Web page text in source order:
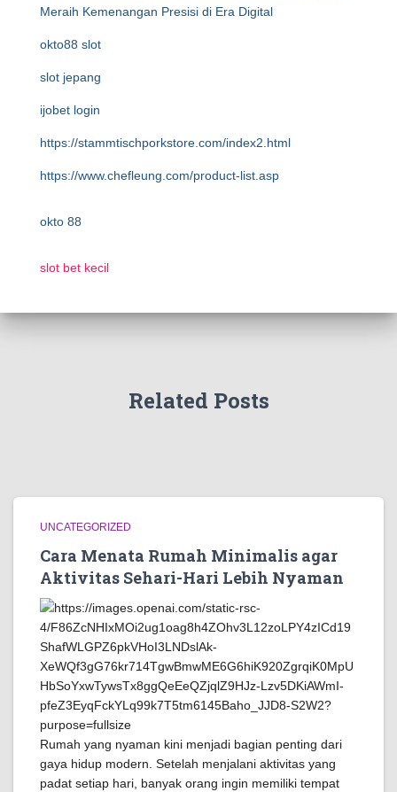
Meraih Kemenangan Presisi di Era Digital
okto88 slot
slot jepang
ijobet login
https://stammtischporkstore.com/index2.html
https://www.chefleung.com/product-list.asp
okto 88
slot bet kecil
Related Posts
UNCATEGORIZED
Cara Menata Rumah Minimalis agar
Aktivitas Sehari-Hari Lebih Nyaman
Rumah yang nyaman kini menjadi bagian penting dari
gaya hidup modern. Setelah menjalani aktivitas yang
padat setiap hari, banyak orang ingin memiliki tempat